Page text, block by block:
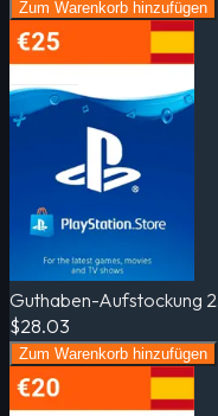
Zum Warenkorb hinzufügen
Guthaben-Aufstockung
$28.03
Zum Warenkorb hinzufügen